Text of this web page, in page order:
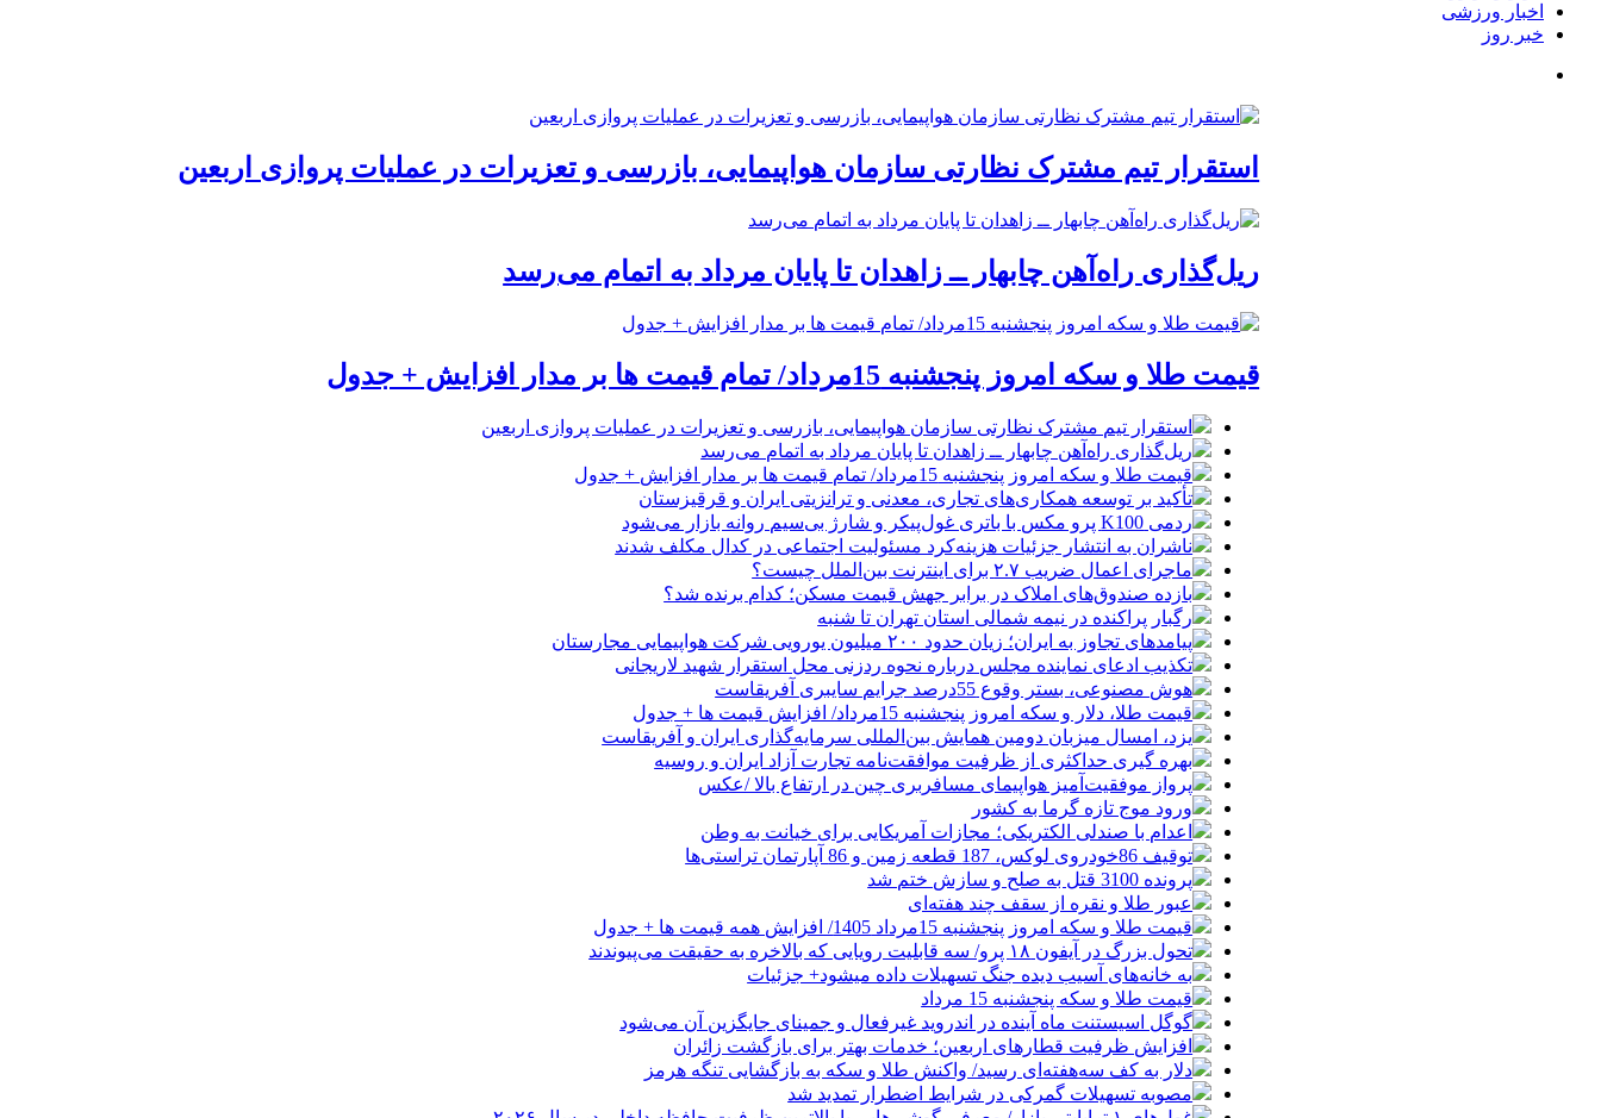
اخبار ورزشی
خبر روز
استقرار تیم مشترک نظارتی سازمان هواپیمایی، بازرسی و تعزیرات در عملیات پروازی اربعین
ریل‌گذاری راه‌آهن چابهار ــ زاهدان تا پایان مرداد به اتمام می‌رسد
قیمت طلا و سکه امروز پنجشنبه 15مرداد/ تمام قیمت ها بر مدار افزایش + جدول
استقرار تیم مشترک نظارتی سازمان هواپیمایی، بازرسی و تعزیرات در عملیات پروازی اربعین
ریل‌گذاری راه‌آهن چابهار ــ زاهدان تا پایان مرداد به اتمام می‌رسد
قیمت طلا و سکه امروز پنجشنبه 15مرداد/ تمام قیمت ها بر مدار افزایش + جدول
تأکید بر توسعه همکاری‌های تجاری، معدنی و ترانزیتی ایران و قرقیزستان
ردمی K100 پرو مکس با باتری غول‌پیکر و شارژ بی‌سیم روانه بازار می‌شود
ناشران به انتشار جزئیات هزینه‌کرد مسئولیت اجتماعی در کدال مکلف شدند
ماجرای اعمال ضریب ۲.۷ برای اینترنت بین‌الملل چیست؟
بازده صندوق‌های املاک در برابر جهش قیمت مسکن؛ کدام برنده شد؟
رگبار پراکنده در نیمه شمالی استان تهران تا شنبه
پیامدهای تجاوز به ایران؛ زیان حدود ۲۰۰ میلیون یورویی شرکت هواپیمایی مجارستان
تکذیب ادعای نماینده مجلس درباره نحوه ردزنی محل استقرار شهید لاریجانی
هوش مصنوعی، بستر وقوع 55درصد جرایم سایبری آفریقاست
قیمت طلا، دلار و سکه امروز پنجشنبه 15مرداد/ افزایش قیمت ها + جدول
یزد، امسال میزبان دومین همایش بین‌المللی سرمایه‌گذاری ایران و آفریقاست
بهره گیری حداکثری از ظرفیت موافقت‌نامه تجارت آزاد ایران و روسیه
پرواز موفقیت‌آمیز هواپیمای مسافربری چین در ارتفاع بالا /عکس
ورود موج تازه گرما به کشور
اعدام با صندلی الکتریکی؛ مجازات آمریکایی برای خیانت به وطن
توقیف 86خودروی لوکس، 187 قطعه زمین و 86 آپارتمان تراستی‌ها
پرونده 3100 قتل به صلح و سازش ختم شد
عبور طلا و نقره از سقف چند هفته‌ای
قیمت طلا و سکه امروز پنجشنبه 15مرداد 1405/ افزایش همه قیمت ها + جدول
تحول بزرگ در آیفون ۱۸ پرو/ سه قابلیت رویایی که بالاخره به حقیقت می‌پیوندند
به خانه‌های آسیب دیده جنگ تسهیلات داده میشود+ جزئیات
قیمت طلا و سکه پنجشنبه 15 مرداد
گوگل اسیستنت ماه آینده در اندروید غیرفعال و جمینای جایگزین آن می‌شود
افزایش ظرفیت قطارهای اربعین؛ خدمات بهتر برای بازگشت زائران
دلار به کف سه‌هفته‌ای رسید/ واکنش طلا و سکه به بازگشایی تنگه هرمز
مصوبه تسهیلات گمرکی در شرایط اضطرار تمدید شد